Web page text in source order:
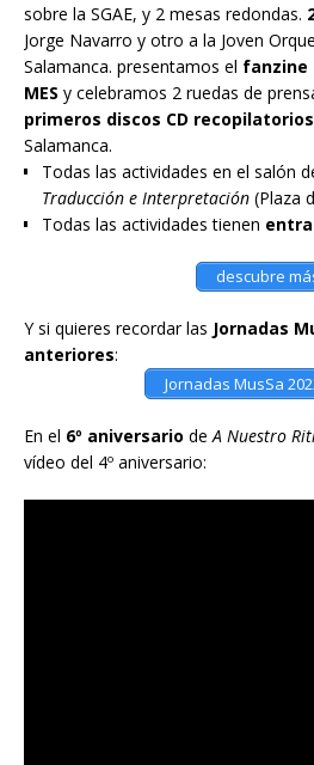
sobre la SGAE, y 2 mesas redondas.
Jorge Navarro y otro a la Joven
Salamanca. presentamos el fanzine
MES y celebramos 2 ruedas de
primeros discos CD recopilatorios
Salamanca.
Todas las actividades en el salón
Traducción e Interpretación (Plaza
Todas las actividades tienen
descubre
Y si quieres recordar las Jornadas
anteriores:
Jornadas MusSa
En el 6º aniversario deA Nuestro
vídeo del 4º aniversario: